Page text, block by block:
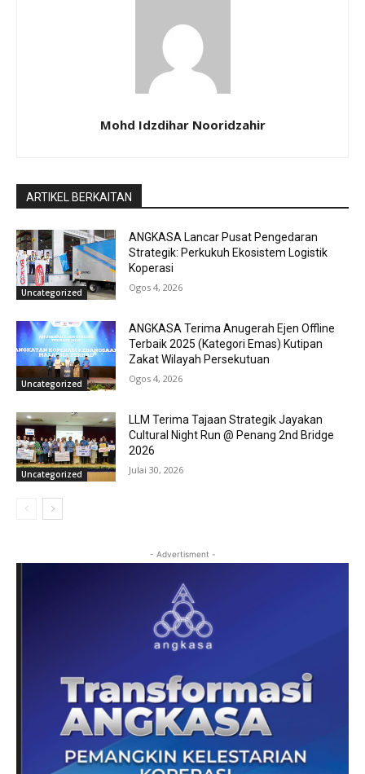
Mohd Idzdihar Nooridzahir
ARTIKEL BERKAITAN
Uncategorized
ANGKASA Lancar Pusat Pengedaran
Strategik: Perkukuh Ekosistem Logistik
Koperasi
Ogos 4, 2026
Uncategorized
ANGKASA Terima Anugerah Ejen Offline
Terbaik 2025 (Kategori Emas) Kutipan
Zakat Wilayah Persekutuan
Ogos 4, 2026
Uncategorized
LLM Terima Tajaan Strategik Jayakan
Cultural Night Run @ Penang 2nd Bridge
2026
Julai 30, 2026
- Advertisment -